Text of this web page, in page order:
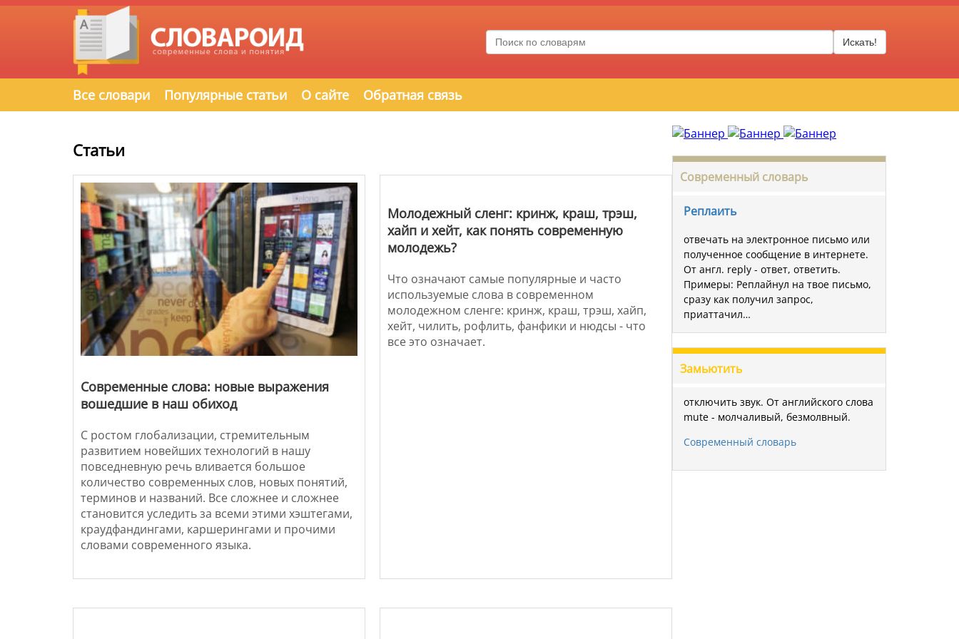
Искать!
Все словари Популярные статьи О сайте Обратная связь
Статьи
Современные слова: новые выражения
вошедшие в наш обиход
С ростом глобализации, стремительным
развитием новейших технологий в нашу
повседневную речь вливается большое
количество современных слов, новых понятий,
терминов и названий. Все сложнее и сложнее
становится уследить за всеми этими хэштегами,
краудфандингами, каршерингами и прочими
словами современного языка.
Молодежный сленг: кринж, краш, трэш,
хайп и хейт, как понять современную
молодежь?
Что означают самые популярные и часто
используемые слова в современном
молодежном сленге: кринж, краш, трэш, хайп,
хейт, чилить, рофлить, фанфики и нюдсы - что
все это означает.
Современный словарь
Реплаить
отвечать на электронное письмо или
полученное сообщение в интернете.
От англ. reply - ответ, ответить.
Примеры: Реплайнул на твое письмо,
сразу как получил запрос,
приаттачил…
Замьютить
отключить звук. От английского слова
mute - молчаливый, безмолвный.
Современный словарь